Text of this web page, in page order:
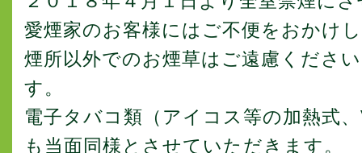
愛煙家のお客様にはご不便をおかけ
煙所以外でのお煙草はご遠慮くださ
す。
電子タバコ類（アイコス等の加熱式
も当面同様とさせていただきます。